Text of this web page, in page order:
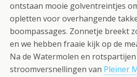
ontstaan mooie golventreintjes
opletten voor overhangende
boompassages. Zonnetje breekt
en we hebben fraaie kijk op de
Na de Watermolen en
stroomversnellingen van Pleiner